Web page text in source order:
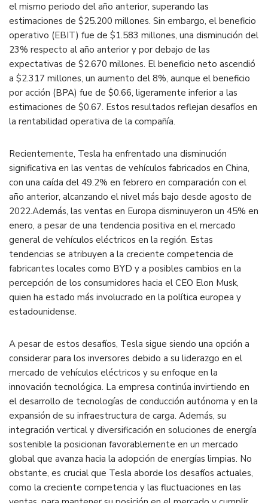
el mismo periodo del año anterior, superando las
estimaciones de $25.200 millones. Sin embargo, el beneficio
operativo (EBIT) fue de $1.583 millones, una disminución del
23% respecto al año anterior y por debajo de las
expectativas de $2.670 millones. El beneficio neto ascendió
a $2.317 millones, un aumento del 8%, aunque el beneficio
por acción (BPA) fue de $0.66, ligeramente inferior a las
estimaciones de $0.67. Estos resultados reflejan desafíos en
la rentabilidad operativa de la compañía.
Recientemente, Tesla ha enfrentado una disminución
significativa en las ventas de vehículos fabricados en China,
con una caída del 49.2% en febrero en comparación con el
año anterior, alcanzando el nivel más bajo desde agosto de
2022.Además, las ventas en Europa disminuyeron un 45% en
enero, a pesar de una tendencia positiva en el mercado
general de vehículos eléctricos en la región. Estas
tendencias se atribuyen a la creciente competencia de
fabricantes locales como BYD y a posibles cambios en la
percepción de los consumidores hacia el CEO Elon Musk,
quien ha estado más involucrado en la política europea y
estadounidense.
A pesar de estos desafíos, Tesla sigue siendo una opción a
considerar para los inversores debido a su liderazgo en el
mercado de vehículos eléctricos y su enfoque en la
innovación tecnológica. La empresa continúa invirtiendo en
el desarrollo de tecnologías de conducción autónoma y en la
expansión de su infraestructura de carga. Además, su
integración vertical y diversificación en soluciones de energía
sostenible la posicionan favorablemente en un mercado
global que avanza hacia la adopción de energías limpias. No
obstante, es crucial que Tesla aborde los desafíos actuales,
como la creciente competencia y las fluctuaciones en las